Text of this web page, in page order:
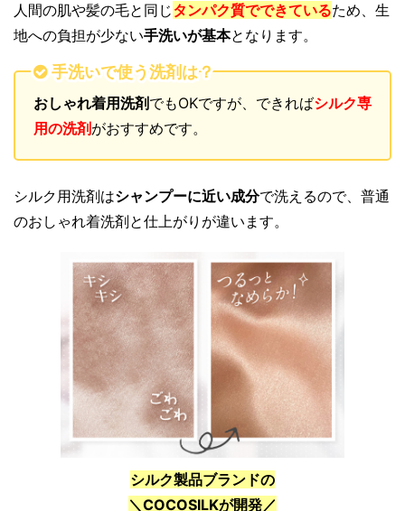
人間の肌や髪の毛と同じタンパク質でできているため、生
地への負担が少ない手洗いが基本となります。
手洗いで使う洗剤は？
おしゃれ着用洗剤 でもOKですが、できればシルク専
用の洗剤 がおすすめです。
シルク用洗剤はシャンプーに近い成分で洗えるので、普通
のおしゃれ着洗剤と仕上がりが違います。
シルク製品ブランドの
＼COCOSILKが開発／